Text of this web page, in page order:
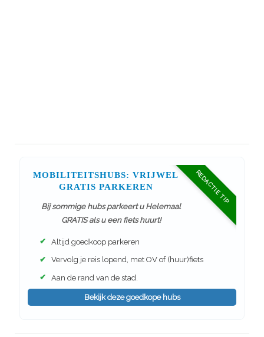
REDACTIE TIP
MOBILITEITSHUBS: VRIJWEL
GRATIS PARKEREN
Bij sommige hubs parkeert u Helemaal
GRATIS als u een fiets huurt!
✔ Altijd goedkoop parkeren
✔ Vervolg je reis lopend, met OV of (huur)fiets
✔ Aan de rand van de stad.
Bekijk deze goedkope hubs